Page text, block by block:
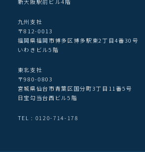
新大阪駅前ビル4階
九州支社
〒812-0013
福岡県福岡市博多区博多駅東2丁目4番30号
いわきビル5階
東北支社
〒980-0803
宮城県仙台市青葉区国分町3丁目11番5号
日宝勾当台西ビル5階
TEL : 0120-714-178